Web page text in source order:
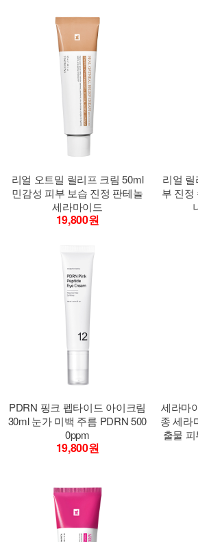
리얼 오트밀 릴리프 크림 50ml
민감성 피부 보습 진정 판테놀
세라마이드
19,800원
리얼
부 진정
PDRN 핑크 펩타이드 아이크림
30ml 눈가 미백 주름 PDRN 500
0ppm
19,800원
세라마
종 세라
출물